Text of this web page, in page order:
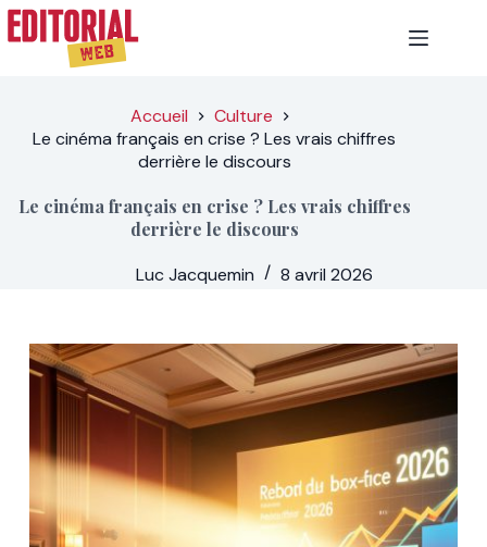
Passer
au
Accueil
Culture
Le cinéma français en crise ? Les vrais chiffres
derrière le discours
Le cinéma français en crise ? Les vrais chiffres
derrière le discours
Luc Jacquemin
8 avril 2026